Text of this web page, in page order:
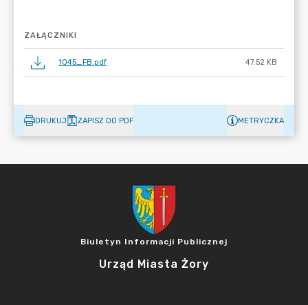
ZAŁĄCZNIKI
1045_FB.pdf 47.52 KB
DRUKUJ ZAPISZ DO PDF METRYCZKA
Biuletyn Informacji Publicznej
Urząd Miasta Żory